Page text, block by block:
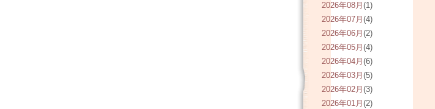
2026年08月 (1)
2026年07月 (4)
2026年06月 (2)
2026年05月 (4)
2026年04月 (6)
2026年03月 (5)
2026年02月 (3)
2026年01月 (2)